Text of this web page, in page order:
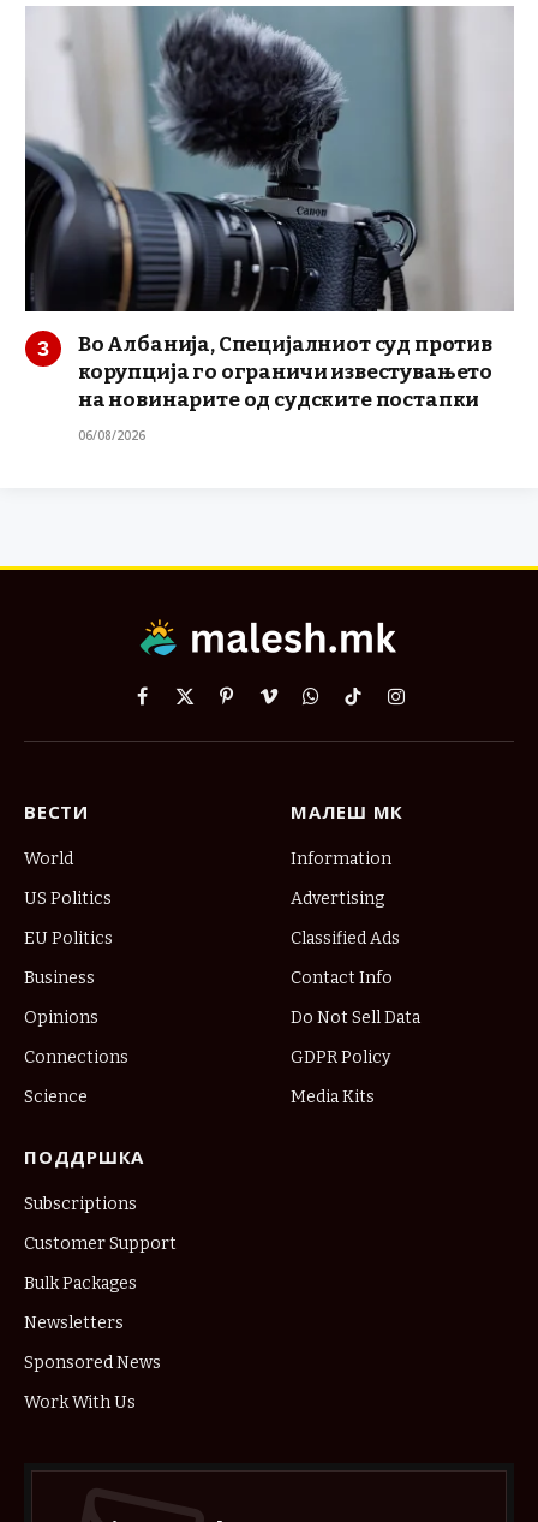
Во Албанија, Специјалниот суд против
корупција го ограничи известувањето
на новинарите од судските постапки
06/08/2026
Facebook
X
PinterestVimeoWhatsApp
TikTokInstagram
ВЕСТИ
World
US Politics
EU Politics
Business
Opinions
Connections
Science
МАЛЕШ МК
Information
Advertising
Classified Ads
Contact Info
Do Not Sell Data
GDPR Policy
Media Kits
ПОДДРШКА
Subscriptions
Customer Support
Bulk Packages
Newsletters
Sponsored News
Work With Us